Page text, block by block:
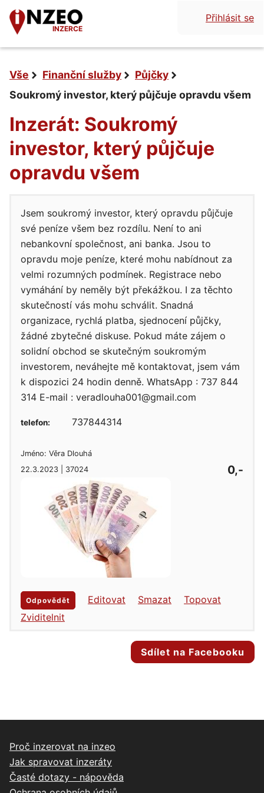
INZERCE
Přihlásit se
Vše Finanční služby
Půjčky
Soukromý investor, který půjčuje opravdu všem
Inzerát: Soukromý
investor, který půjčuje
opravdu všem
Jsem soukromý investor, který opravdu půjčuje
své peníze všem bez rozdílu. Není to ani
nebankovní společnost, ani banka. Jsou to
opravdu moje peníze, které mohu nabídnout za
velmi rozumných podmínek. Registrace nebo
vymáhání by neměly být překážkou. I za těchto
skutečností vás mohu schválit. Snadná
organizace, rychlá platba, sjednocení půjčky,
žádné zbytečné diskuse. Pokud máte zájem o
solidní obchod se skutečným soukromým
investorem, neváhejte mě kontaktovat, jsem vám
k dispozici 24 hodin denně. WhatsApp : 737 844
314 E-mail : veradlouha001@gmail.com
Jméno: Věra Dlouhá
22.3.2023 | 37024
0,-
telefon: 737844314
Odpovědět Editovat Smazat
Topovat
Zviditelnit
Sdílet na Facebooku
Proč inzerovat na inzeo
Jak spravovat inzeráty
Časté dotazy - nápověda